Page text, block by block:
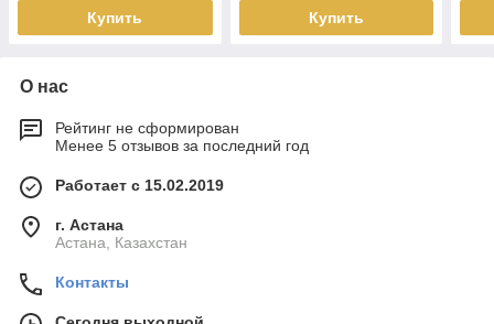
Купить Купить
О нас
Рейтинг не сформирован
Менее 5 отзывов за последний год
Работает с 15.02.2019
г. Астана
Астана, Казахстан
Контакты